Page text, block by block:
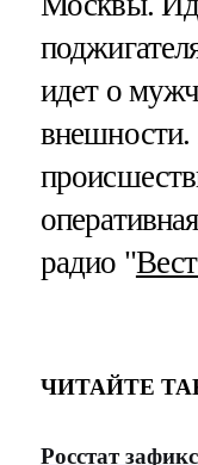
идет о
радио "
ЧИТАЙТЕ
Росстат